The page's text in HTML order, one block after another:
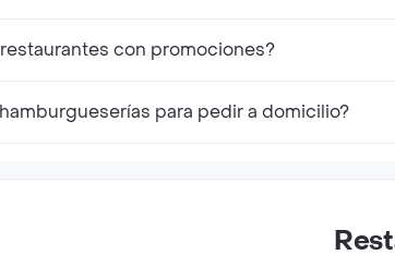
con promociones?
para pedir a domicilio?